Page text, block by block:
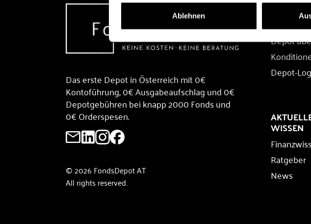
Ablehnen
Das erste Depot in Österreich mit 0€
Kontoführung, 0€ Ausgabeaufschlag und 0€
Depotgebühren bei knapp 2000 Fonds und
0€ Orderspesen.
© 2026 FondsDepot AT
All rights reserved.
DEPOT
Depot
Depot-
WISSEN
Ratgeber
News